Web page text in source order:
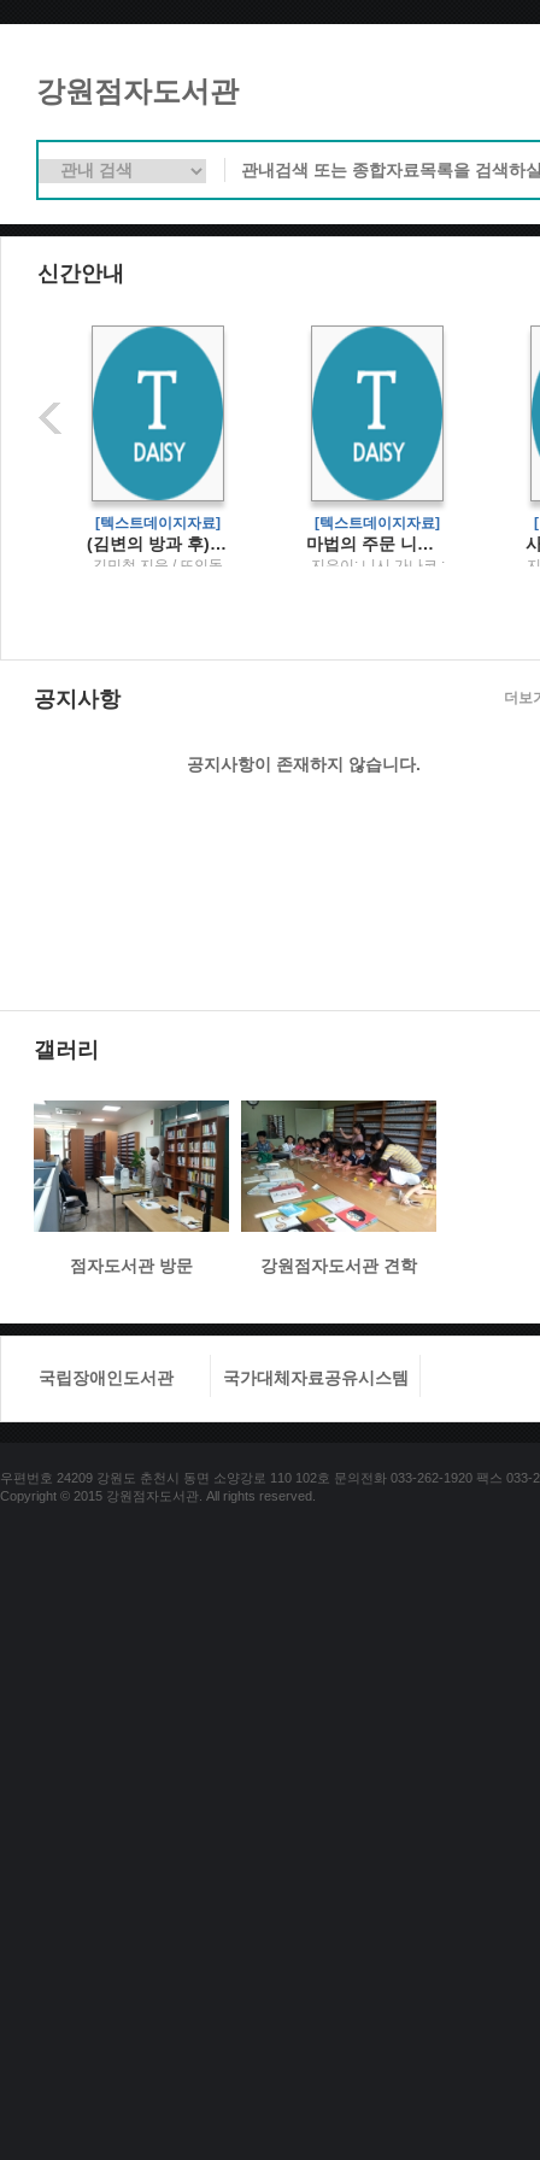
강원점자도서관
신간안내
[텍스트데이지자료]
(김변의 방과 후) 법률사무소 그런 법이 어딨냐고 묻고 싶을 때
김민철 지음 / 뜨인돌
[텍스트데이지자료]
마법의 주문 니시 가나코 소설
지은이: 니시 가나코 ;
공지사항
공지사항이 존재하지 않습니다.
더보
갤러리
점자도서관 방문 강원점자도서관 견학
국립장애인도서관 국가대체자료공유시스템
우편번호 24209 강원도 춘천시 동면 소양강로 110 102호 문의전화 033-262-1920 팩스 033-
Copyright © 2015 강원점자도서관. All rights reserved.